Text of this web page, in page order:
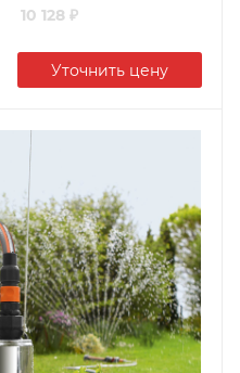
10 128₽
Уточнить цену